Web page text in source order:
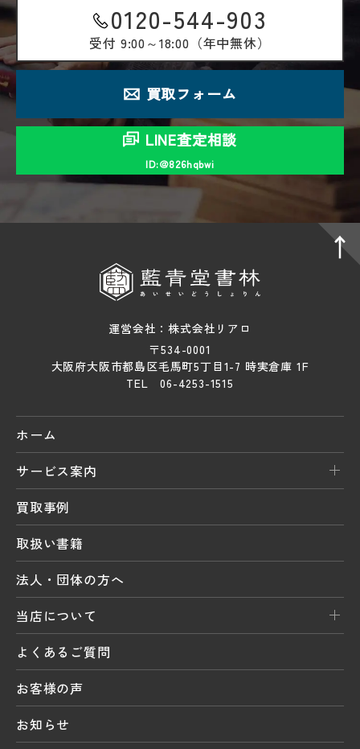
0120-544-903
受付 9:00～18:00（年中無休）
買取フォーム
LINE査定相談
ID:＠826hqbwi
運営会社：株式会社リアロ
〒534-0001
大阪府大阪市都島区毛馬町5丁目1-7 時実倉庫 1F
TEL 06-4253-1515
ホーム
サービス案内
買取事例
取扱い書籍
法人・団体の方へ
当店について
よくあるご質問
お客様の声
お知らせ